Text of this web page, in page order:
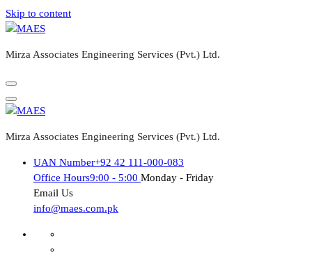
Skip to content
Mirza Associates Engineering Services (Pvt.) Ltd.
Mirza Associates Engineering Services (Pvt.) Ltd.
UAN Number+92 42 111-000-083
Office Hours9:00 - 5:00 Monday - Friday
Email Us
info@maes.com.pk